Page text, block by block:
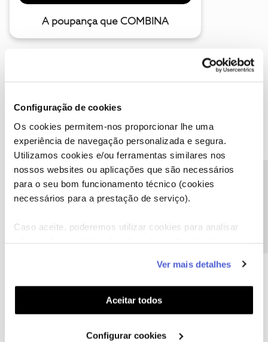
Configuração de cookies
Os cookies permitem-nos proporcionar lhe uma
experiência de navegação personalizada e segura.
Utilizamos cookies e/ou ferramentas similares nos
nossos websites ou aplicações que são necessários
para o seu bom funcionamento técnico (cookies
necessários para a prestação de serviço).
Caso aceite, poderemos utilizar cookies para analisar
funcionalidades (cookies de personalização e
funcionalidade) e adaptar anúncios aos seus interesses
(cookies de publicidade personalizada). Pode gerir a
utilização dos cookies clicando em "Configurar
Ver mais detalhes
Aceitar todos
Configurar cookies
A poupança que COMBINA
Descubra as novidades de julho
Hall of Fame de julho
17 soluções